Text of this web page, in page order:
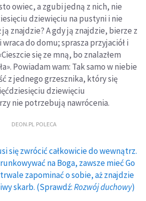
owiec, a zgubi jedną z nich, nie
dziewięciu na pustyni i nie
znajdzie? A gdy ją znajdzie, bierze z
do domu; sprasza przyjaciół i
się ze mną, bo znalazłem
Powiadam wam: Tak samo w niebie
z jednego grzesznika, który się
dziewięciu
nie potrzebują nawrócenia.
DEON.PL POLECA
się zwrócić całkowicie do wewnątrz.
na Boga, zawsze mieć Go
zapominać o sobie, aż znajdzie
skarb. (Sprawdź:Rozwój duchowy)